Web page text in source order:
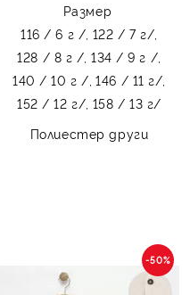
Размер
116 / 6 г /, 122 / 7 г/,
128 / 8 г /, 134 / 9 г /,
140 / 10 г /, 146 / 11 г/,
152 / 12 г/, 158 / 13 г/
Полиестер други
-50%